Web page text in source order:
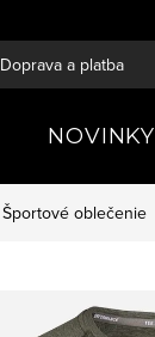
Doprava a platba
NOVINKY
Športové oblečenie